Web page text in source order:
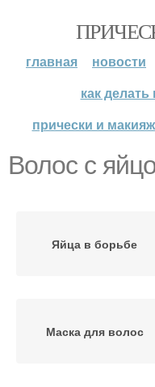
главная новости
как
прически и
Волос с
Яйца в борьбе
Маска для волос